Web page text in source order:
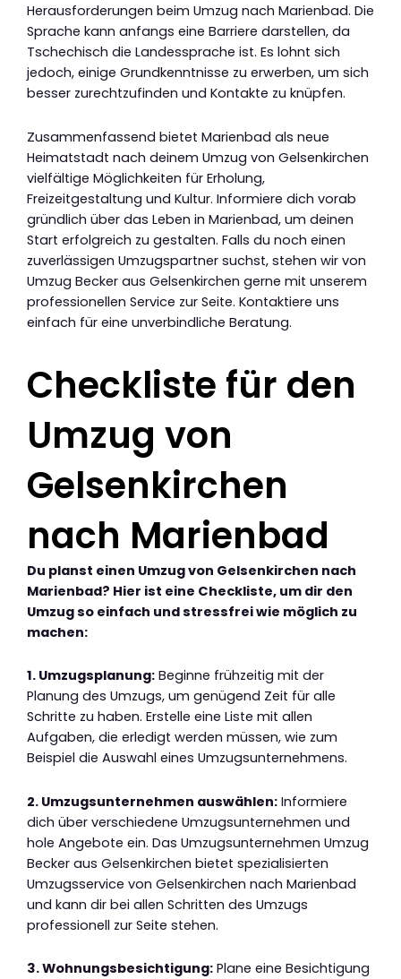
Herausforderungen beim Umzug nach Marienbad. Die
Sprache kann anfangs eine Barriere darstellen, da
Tschechisch die Landessprache ist. Es lohnt sich
jedoch, einige Grundkenntnisse zu erwerben, um sich
besser zurechtzufinden und Kontakte zu knüpfen.
Zusammenfassend bietet Marienbad als neue
Heimatstadt nach deinem Umzug von Gelsenkirchen
vielfältige Möglichkeiten für Erholung,
Freizeitgestaltung und Kultur. Informiere dich vorab
gründlich über das Leben in Marienbad, um deinen
Start erfolgreich zu gestalten. Falls du noch einen
zuverlässigen Umzugspartner suchst, stehen wir von
Umzug Becker aus Gelsenkirchen gerne mit unserem
professionellen Service zur Seite. Kontaktiere uns
einfach für eine unverbindliche Beratung.
Checkliste für den
Umzug von
Gelsenkirchen
nach Marienbad
Du planst einen Umzug von Gelsenkirchen nach
Marienbad? Hier ist eine Checkliste, um dir den
Umzug so einfach und stressfrei wie möglich zu
machen:
1. Umzugsplanung: Beginne frühzeitig mit der
Planung des Umzugs, um genügend Zeit für alle
Schritte zu haben. Erstelle eine Liste mit allen
Aufgaben, die erledigt werden müssen, wie zum
Beispiel die Auswahl eines Umzugsunternehmens.
2. Umzugsunternehmen auswählen: Informiere
dich über verschiedene Umzugsunternehmen und
hole Angebote ein. Das Umzugsunternehmen Umzug
Becker aus Gelsenkirchen bietet spezialisierten
Umzugsservice von Gelsenkirchen nach Marienbad
und kann dir bei allen Schritten des Umzugs
professionell zur Seite stehen.
3. Wohnungsbesichtigung: Plane eine Besichtigung